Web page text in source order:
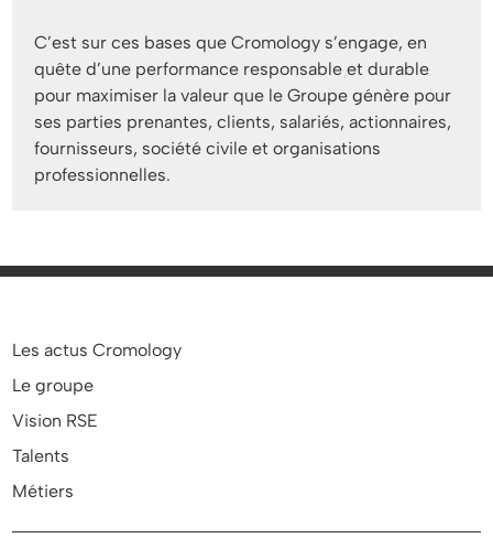
C’est sur ces bases que Cromology s’engage, en
quête d’une performance responsable et durable
pour maximiser la valeur que le Groupe génère pour
ses parties prenantes, clients, salariés, actionnaires,
fournisseurs, société civile et organisations
professionnelles.
Les actus Cromology
Le groupe
Vision RSE
Talents
Métiers